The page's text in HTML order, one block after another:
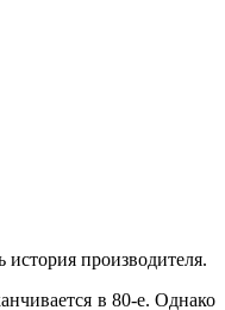
история производителя.
в 80-е. Однако